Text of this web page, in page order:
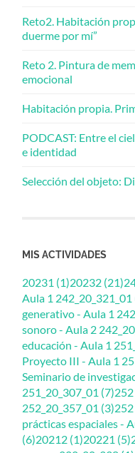
Reto2. Habitación
duerme por mí”
Reto 2. Pintura de
emocional
Habitación propia.
PODCAST: Entre el
e identidad
Selección del objeto:
MIS ACTIVIDADES
20231 (1)20232 (21)
Aula 1 242_20_321_01
generativo - Aula 1
sonoro - Aula 2
educación - Aula 1
Proyecto III - Aula 1
Seminario de
251_20_307_01 (7)
252_20_357_01 (3)
prácticas espaciales -
(6)20212 (1)20221 (5)